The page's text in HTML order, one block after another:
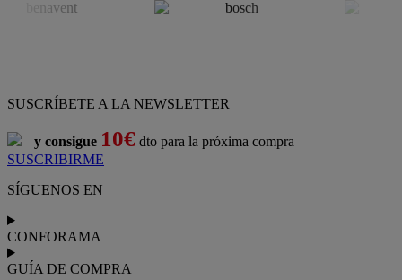
SUSCRÍBETE A LA NEWSLETTER
y consigue 10€ dto para la próxima compra
SUSCRIBIRME
SÍGUENOS EN
CONFORAMA
GUÍA DE COMPRA